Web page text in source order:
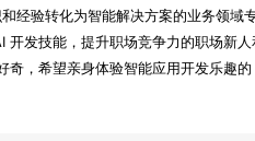
经验转化为智能解决方案的业务领域
开发技能，提升职场竞争力的职场新人
奇，希望亲身体验智能应用开发乐趣的